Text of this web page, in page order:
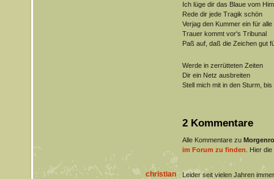
Ich lüge dir das Blaue vom
Rede dir jede Tragik schön
Verjag den Kummer ein für alle
Trauer kommt vor's Tribunal
Paß auf, daß die Zeichen gut
Werde in zerrütteten Zeiten
Dir ein Netz ausbreiten
Stell mich mit in den Sturm,
2 Kommentare
Alle Kommentare zu
im Forum zu finden . Hier
christian
Leider seit vielen Jahren